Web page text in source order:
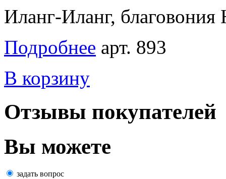
Иланг-Иланг, благовония
Подробнее арт. 893
В корзину
Отзывы покупателей
Вы можете
задать вопрос